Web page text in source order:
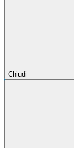
Chiudi